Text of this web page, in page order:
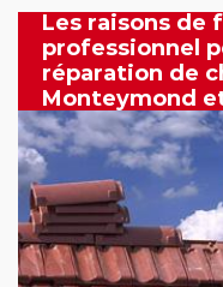
Les raisons de
professionnel
réparation de
Monteymond